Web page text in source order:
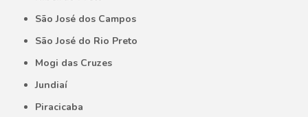
São José dos Campos
São José do Rio Preto
Mogi das Cruzes
Jundiaí
Piracicaba